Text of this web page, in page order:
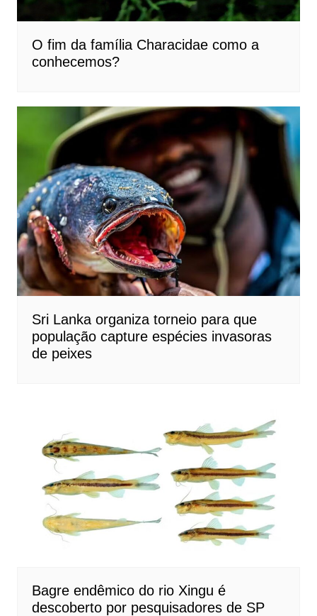
O fim da família Characidae como a
conhecemos?
Sri Lanka organiza torneio para que
população capture espécies invasoras
de peixes
Bagre endêmico do rio Xingu é
descoberto por pesquisadores de SP